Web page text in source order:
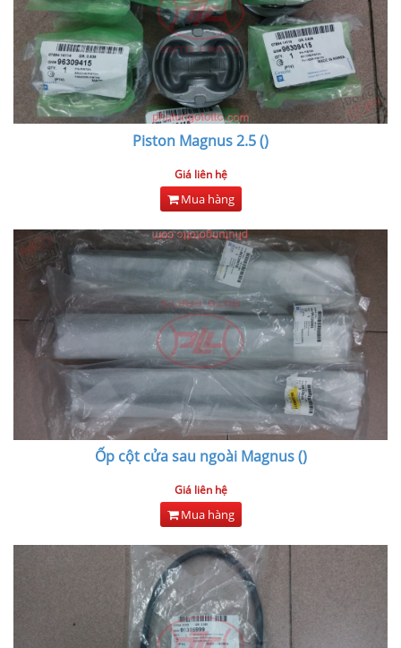
Piston Magnus 2.5 ()
Giá liên hệ
Mua hàng
Ốp cột cửa sau ngoài Magnus ()
Giá liên hệ
Mua hàng